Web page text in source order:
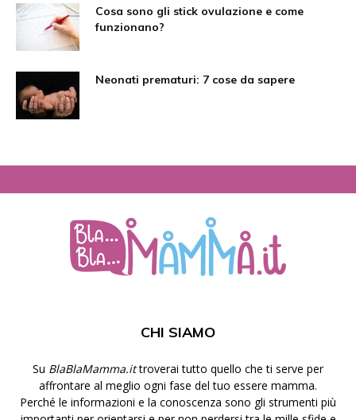
Cosa sono gli stick ovulazione e come
funzionano?
Neonati prematuri: 7 cose da sapere
CHI SIAMO
Su BlaBlaMamma.ittroverai tutto quello che ti serve per
affrontare al meglio ogni fase del tuo essere mamma.
Perché le informazioni e la conoscenza sono gli strumenti più